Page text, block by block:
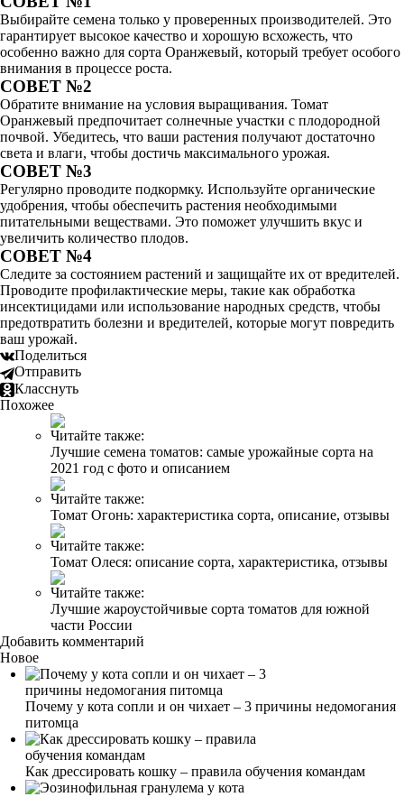
Выбирайте семена только у проверенных производителей. Это
гарантирует высокое качество и хорошую всхожесть, что
особенно важно для сорта Оранжевый, который требует особого
внимания в процессе роста.
СОВЕТ №2
Обратите внимание на условия выращивания. Томат
Оранжевый предпочитает солнечные участки с плодородной
почвой. Убедитесь, что ваши растения получают достаточно
света и влаги, чтобы достичь максимального урожая.
СОВЕТ №3
Регулярно проводите подкормку. Используйте органические
удобрения, чтобы обеспечить растения необходимыми
питательными веществами. Это поможет улучшить вкус и
увеличить количество плодов.
СОВЕТ №4
Следите за состоянием растений и защищайте их от вредителей.
Проводите профилактические меры, такие как обработка
инсектицидами или использование народных средств, чтобы
предотвратить болезни и вредителей, которые могут повредить
ваш урожай.
Поделиться
Отправить
Класснуть
Похожее
Читайте также:
Лучшие семена томатов: самые урожайные сорта на
2021 год с фото и описанием
Читайте также:
Томат Огонь: характеристика сорта, описание, отзывы
Читайте также:
Томат Олеся: описание сорта, характеристика, отзывы
Читайте также:
Лучшие жароустойчивые сорта томатов для южной
части России
Добавить комментарий
Новое
Почему у кота сопли и он чихает – 3 причины недомогания
питомца
Как дрессировать кошку – правила обучения командам